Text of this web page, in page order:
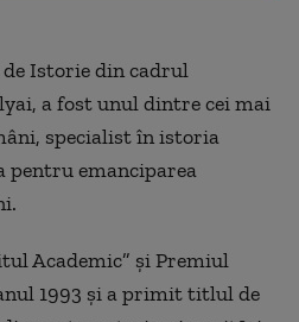
Istorie din cadrul
a fost unul dintre cei mai
specialist în istoria
pentru emanciparea
Academic” şi Premiul
1993 şi a primit titlul de